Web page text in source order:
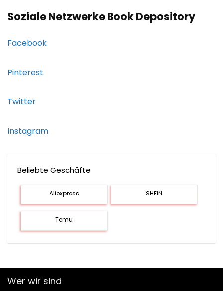
Soziale Netzwerke Book Depository
Facebook
Pinterest
Twitter
Instagram
Beliebte Geschäfte
Aliexpress SHEIN
Temu
Wer wir sind